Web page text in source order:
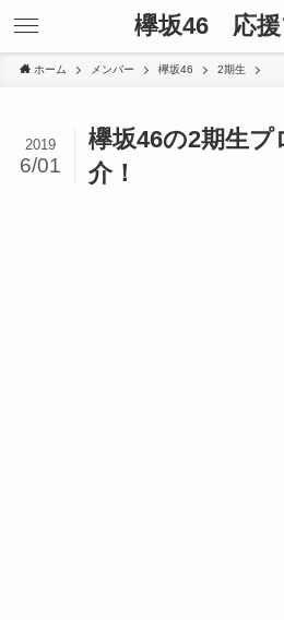
欅坂46 応援
ホーム メンバー 欅坂46 2期生
欅坂46の2期生
介！
2019
6/01